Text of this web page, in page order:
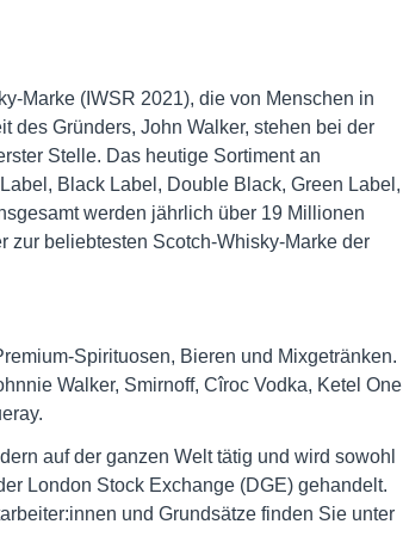
Marke (IWSR 2021), die von Menschen in
des Gründers, John Walker, stehen bei der
Stelle. Das heutige Sortiment an
Black Label, Double Black, Green Label,
werden jährlich über 19 Millionen
zur beliebtesten Scotch-Whisky-Marke der
Spirituosen, Bieren und Mixgetränken.
Walker, Smirnoff, Cîroc Vodka, Ketel One
auf der ganzen Welt tätig und wird sowohl
London Stock Exchange (DGE) gehandelt.
und Grundsätze finden Sie unter